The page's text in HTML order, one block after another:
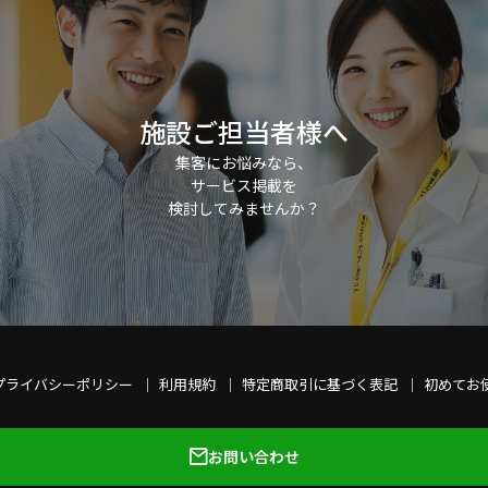
施設ご担当者様へ
集客にお悩みなら、
サービス掲載を
検討してみませんか？
ライバシーポリシー 利用規約 特定商取引に基づく表記 初めてお
お問い合わせ